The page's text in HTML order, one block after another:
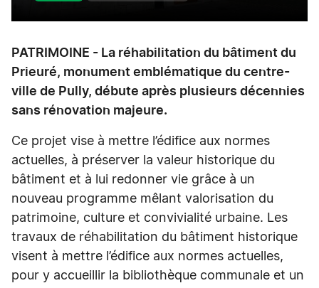
PATRIMOINE - La réhabilitation du bâtiment du
Prieuré, monument emblématique du centre-
ville de Pully, débute après plusieurs décennies
sans rénovation majeure.
Ce projet vise à mettre l’édifice aux normes
actuelles, à préserver la valeur historique du
bâtiment et à lui redonner vie grâce à un
nouveau programme mêlant valorisation du
patrimoine, culture et convivialité urbaine. Les
travaux de réhabilitation du bâtiment historique
visent à mettre l’édifice aux normes actuelles,
pour y accueillir la bibliothèque communale et un